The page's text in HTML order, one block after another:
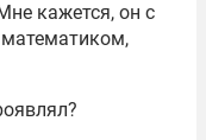
кажется, он с